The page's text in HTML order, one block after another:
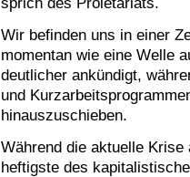
Wir befinden uns in einer
momentan wie eine Welle
deutlicher ankündigt,
und
hinauszuschieben.
Während die aktuelle
heftigste des